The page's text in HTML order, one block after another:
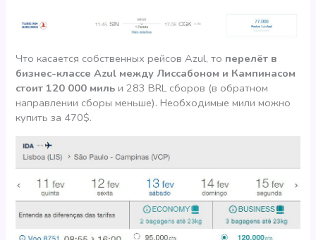
Что касается собственных рейсов Azul, то перелёт в
бизнес-классе Azul между Лиссабоном и Кампинасом
стоит 120 000 миль и 283 BRL сборов (в обратном
направлении сборы меньше). Необходимые мили можно
купить за 470$.